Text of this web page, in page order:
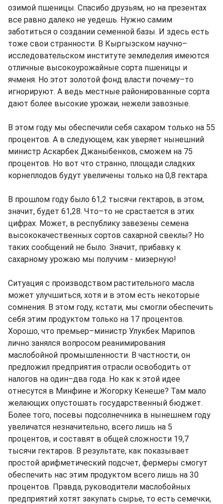
озимой пшеницы. Спасибо друзьям, но на презентах
все равно далеко не уедешь. Нужно самим
заботиться о создании семенной базы. И здесь есть
тоже свои странности. В Кыргызском научно–
исследовательском институте земледелия имеются
отличные высокоурожайные сорта пшеницы и
ячменя. Но этот золотой фонд власти почему–то
игнорируют. А ведь местные районированные сорта
дают более высокие урожаи, нежели завозные.
В этом году мы обеспечили себя сахаром только на 55
процентов. А в следующем, как уверяет нынешний
министр Аскарбек Джаныбенков, сможем на 75
процентов. Но вот что странно, площади сладких
корнеплодов будут увеличены только на 0,8 гектара.
В прошлом году было 61,2 тысячи гектаров, в этом,
значит, будет 61,28. Что–то не срастается в этих
цифрах. Может, в республику завезены семена
высококачественных сортов сахарной свеклы? Но
таких сообщений не было. Значит, прибавку к
сахарному урожаю мы получим - мизерную!
Ситуация с производством растительного масла
может улучшиться, хотя и в этом есть некоторые
сомнения. В этом году, кстати, мы смогли обеспечить
себя этим продуктом только на 17 процентов.
Хорошо, что премьер–министр Улукбек Марипов
лично занялся вопросом реанимирования
маслобойной промышленности. В частности, он
предложил предприятия отрасли освободить от
налогов на один–два года. Но как к этой идее
отнесутся в Минфине и Жогорку Кенеше? Там мало
желающих опустошать государственный бюджет.
Более того, посевы подсолнечника в нынешнем году
увеличатся незначительно, всего лишь на 5
процентов, и составят в общей сложности 19,7
тысячи гектаров. В результате, как показывает
простой арифметический подсчет, фермеры смогут
обеспечить нас этим продуктом всего лишь на 30
процентов. Правда, руководители маслобойных
предприятий хотят закупать сырье, то есть семечки,